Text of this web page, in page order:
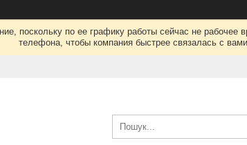
поскольку по ее графику работы сейчас не
телефона, чтобы компания быстрее связалась с